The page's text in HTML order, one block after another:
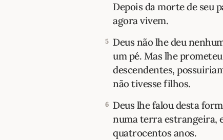
Depois da morte de seu
agora vivem.
5 Deus não lhe deu
um pé. Mas lhe
descendentes,
não tivesse filhos.
6 Deus lhe falou desta
numa terra estrangeira,
quatrocentos anos.